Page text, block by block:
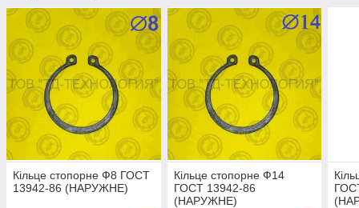
Кільце стопорне Ф8 ГОСТ
13942-86 (НАРУЖНЕ)
Кільце стопорне Ф14
ГОСТ 13942-86
(НАРУЖНЕ)